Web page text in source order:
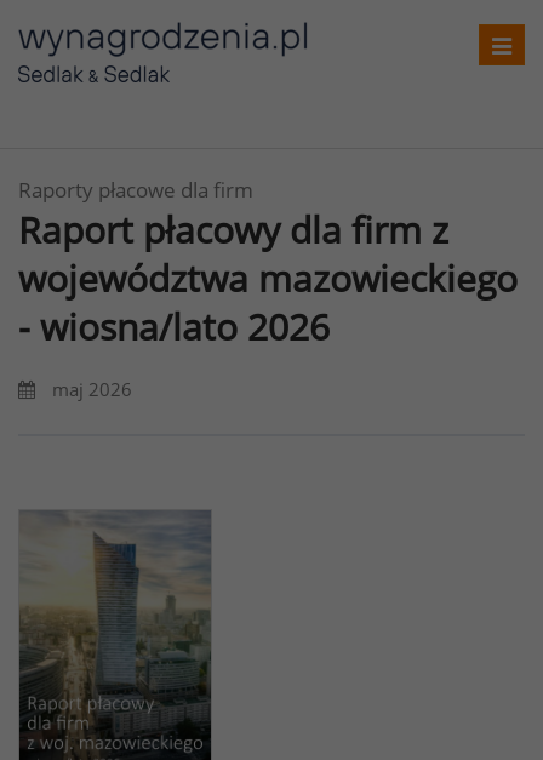
Raporty płacowe dla firm
Raport płacowy dla firm z
województwa mazowieckiego
- wiosna/lato 2026
maj 2026